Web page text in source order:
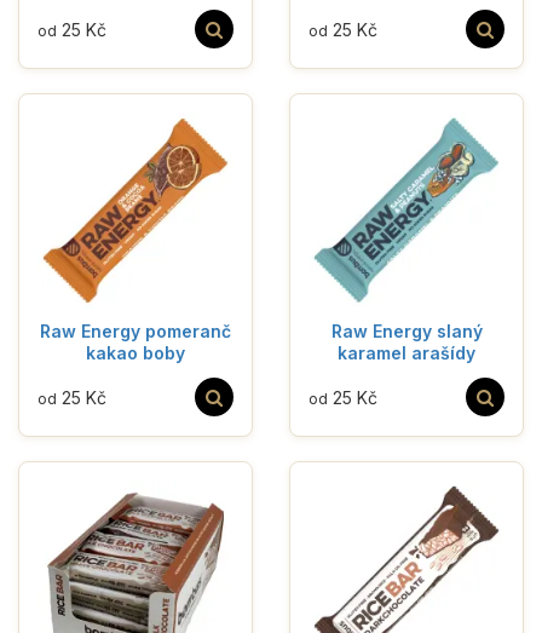
od 25 Kč od 25 Kč
Raw Energy pomeranč
kakao boby
od 25 Kč
Raw Energy slaný
karamel arašídy
od 25 Kč